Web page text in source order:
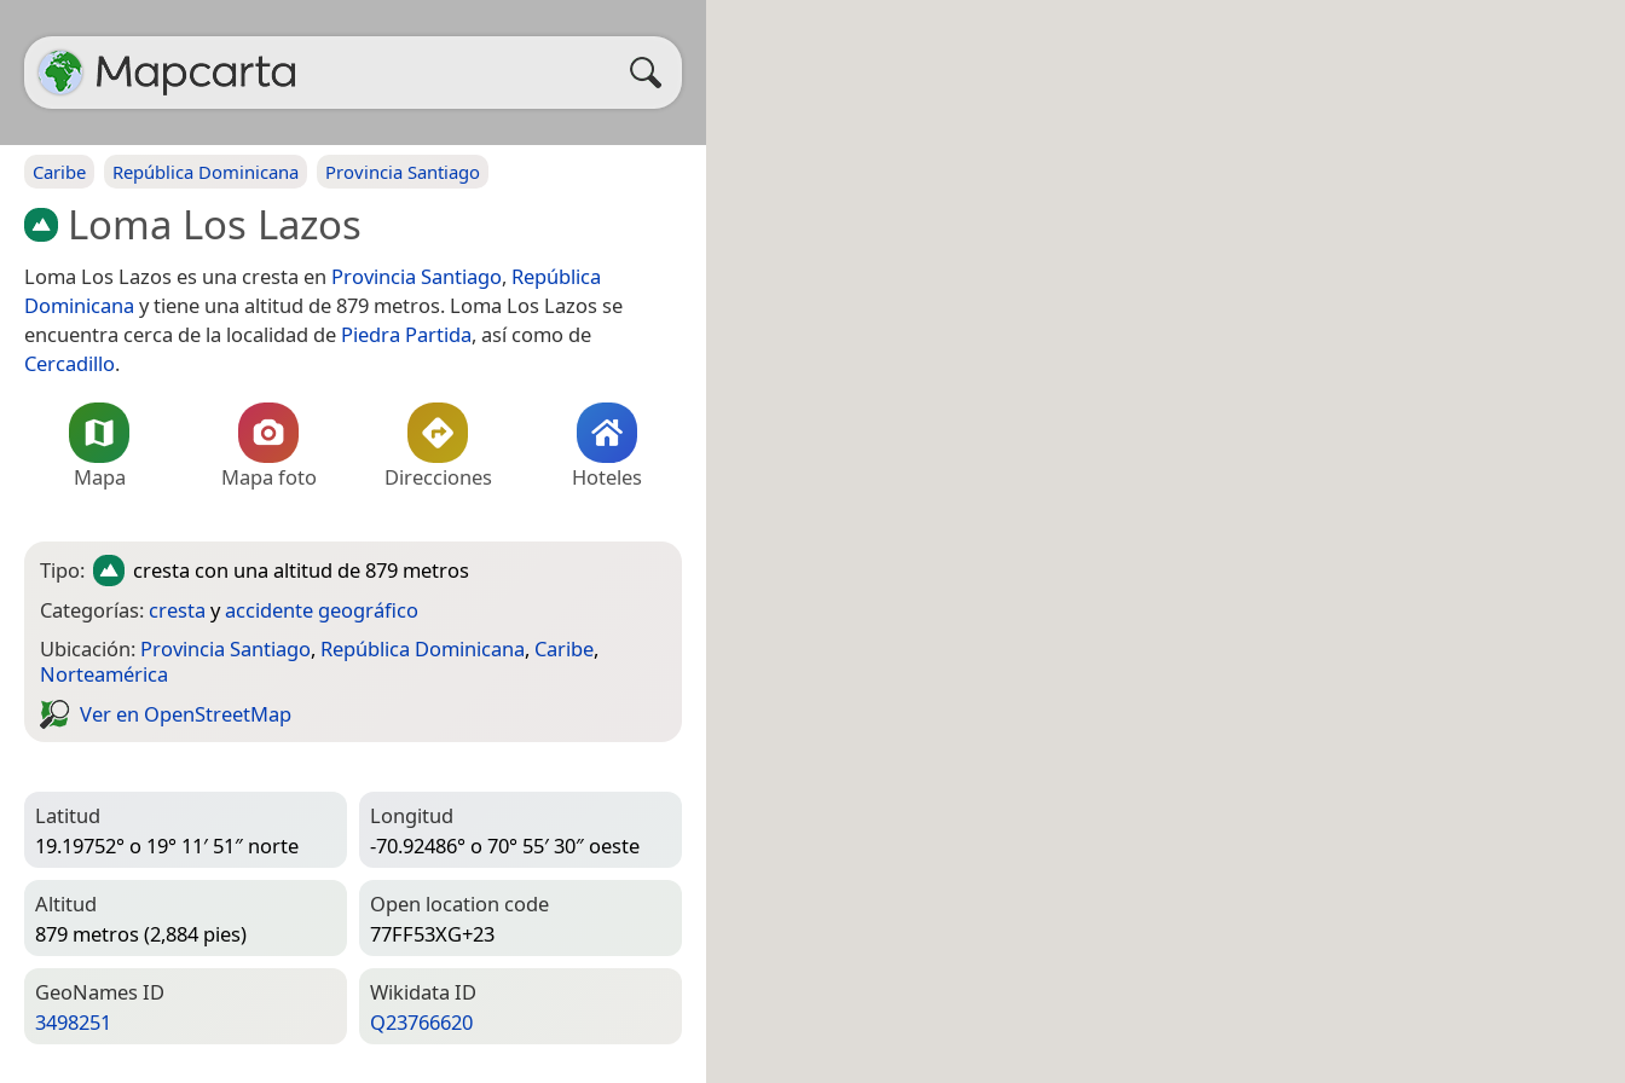
Caribe República Dominicana Provincia Santiago
Loma Los Lazos
Loma Los Lazos es una cresta en Provincia Santiago, República
Dominicana y tiene una altitud de 879 metros. Loma Los Lazos se
encuentra cerca de la localidad de Piedra Partida, así como de
Cercadillo.
Mapa Mapa foto Direcciones Hoteles
Tipo: cresta con una altitud de 879 metros
Categorías: cresta yaccidente geográfico
Ubicación: Provincia Santiago, República Dominicana, Caribe,
Norteamérica
Ver en Open­Street­Map
Latitud
19.19752° o 19° 11′ 51″ norte
Longitud
-70.92486° o 70° 55′ 30″ oeste
Altitud
879 metros (2,884 pies)
Open location code
77FF53XG+23
Geo­Names ID
3498251
Wiki­data ID
Q23766620